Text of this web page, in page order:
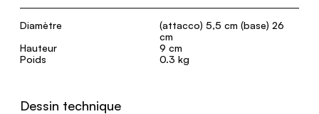
Diamètre
(attacco) 5,5 cm (base) 26
cm
Hauteur
9 cm
Poids
0.3 kg
Dessin technique